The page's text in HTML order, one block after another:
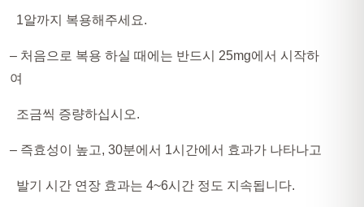
1알까지 복용해주세요.
– 처음으로 복용 하실 때에는 반드시 25mg에서 시작하
여
조금씩 증량하십시오.
– 즉효성이 높고, 30분에서 1시간에서 효과가 나타나고
발기 시간 연장 효과는 4~6시간 정도 지속됩니다.